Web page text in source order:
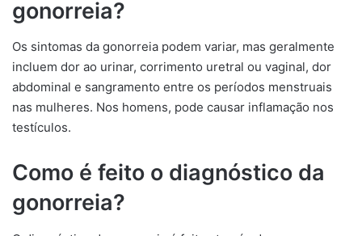
gonorreia?
Os sintomas da gonorreia podem variar, mas geralmente
incluem dor ao urinar, corrimento uretral ou vaginal, dor
abdominal e sangramento entre os períodos menstruais
nas mulheres. Nos homens, pode causar inflamação nos
testículos.
Como é feito o diagnóstico da
gonorreia?